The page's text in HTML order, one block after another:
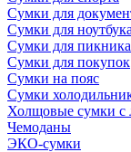
Сумки для
Сумки для ноутбука
Сумки для пикника
Сумки для покупок
Сумки на пояс
Сумки
Холщовые сумки с
Чемоданы
ЭКО-сумки